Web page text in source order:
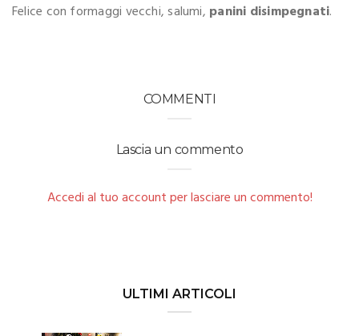
Felice con formaggi vecchi, salumi, panini disimpegnati.
COMMENTI
Lascia un commento
Accedi al tuo account per lasciare un commento!
ULTIMI ARTICOLI